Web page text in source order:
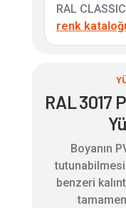
RAL
renk
RAL 3017
Boyanın
benzeri